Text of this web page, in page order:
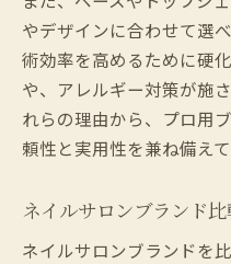
やデザインに合わせて選
術効率を高めるために硬
や、アレルギー対策が施
れらの理由から、プロ用
頼性と実用性を兼ね備えて
ネイルサロンブランド
ネイルサロンブランドを